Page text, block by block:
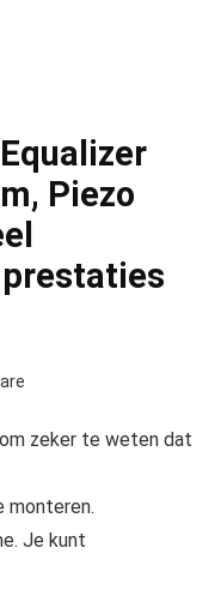
Piezo
zeker te weten dat
monteren.
Je kunt